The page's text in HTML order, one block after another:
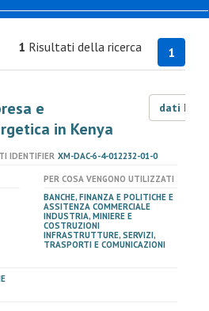
1
1 Risultati della ricerca
e
in Kenya
dati LOD
IDENTIFIER XM-DAC-6-4-012232-01-0
PER COSA VENGONO UTILIZZATI
BANCHE, FINANZA E POLITICHE E
ASSITENZA COMMERCIALE
INDUSTRIA, MINIERE E
COSTRUZIONI
INFRASTRUTTURE, SERVIZI,
TRASPORTI E COMUNICAZIONI